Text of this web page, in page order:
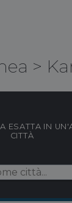
>
ESATTA IN
CITTÀ